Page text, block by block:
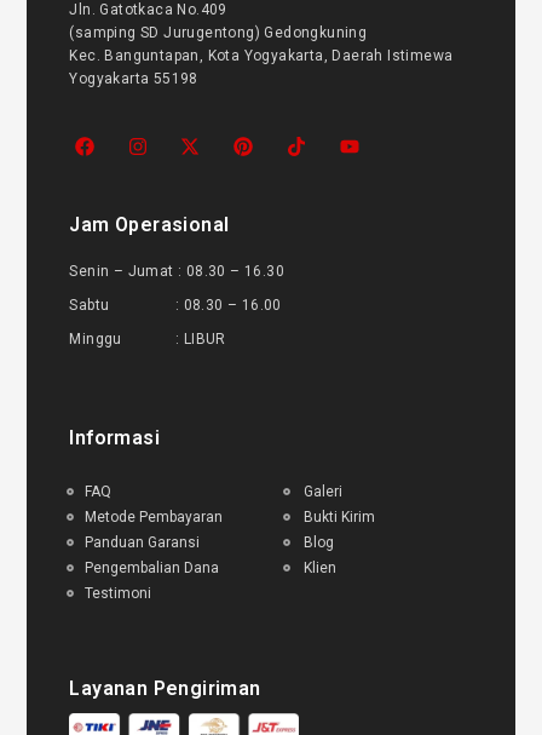
Jln. Gatotkaca No.409
(samping SD Jurugentong) Gedongkuning
Kec. Banguntapan, Kota Yogyakarta, Daerah Istimewa
Yogyakarta 55198
Jam Operasional
Senin – Jumat : 08.30 – 16.30
Sabtu : 08.30 – 16.00
Minggu : LIBUR
Informasi
FAQ
Metode Pembayaran
Panduan Garansi
Pengembalian Dana
Testimoni
Galeri
Bukti Kirim
Blog
Klien
Layanan Pengiriman